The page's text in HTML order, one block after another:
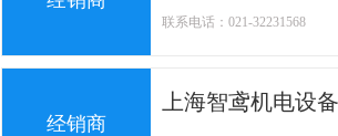
联系电话：021-32231568
经销商
上海智鸢机电设